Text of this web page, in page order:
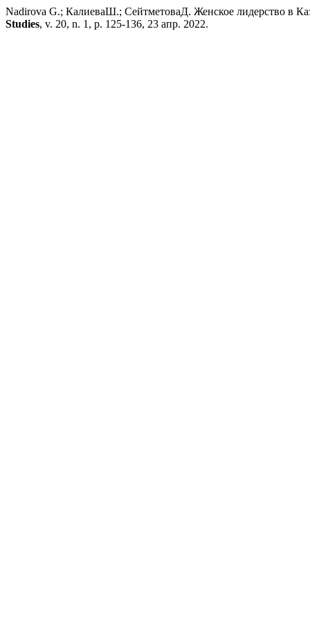
Nadirova G.; КалиеваШ.; СейтметоваД. Женское лидерство в
Studies, v. 20, n. 1, p. 125-136, 23 апр. 2022.